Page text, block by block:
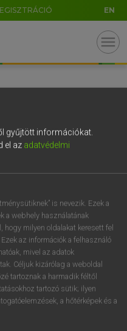
EN
menu
gyűjtött információkat.
el az adatvédelmi
is nevezik. Ezek a
a webhely használatának
hogy milyen oldalakat keresett fel
az információk a felhasználó
mivel az adatok
Céljuk kizárólag a weboldal
tartoznak a harmadik féltől
tartozó sütik; ilyen
a hőtérképek és a
- AltGr